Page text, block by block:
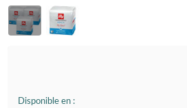
Disponible en :